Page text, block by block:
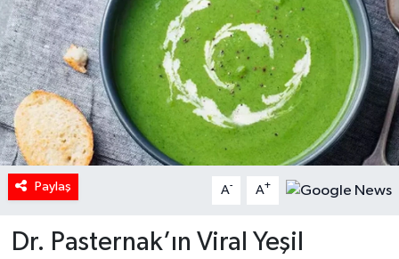
Paylaş A- A+
Dr. Pasternak’ın Viral Yeşil